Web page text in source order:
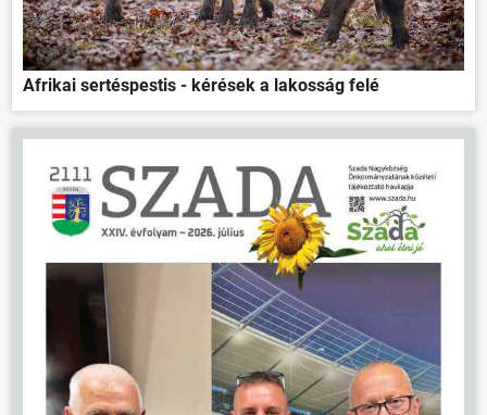
Afrikai sertéspestis - kérések a lakosság felé